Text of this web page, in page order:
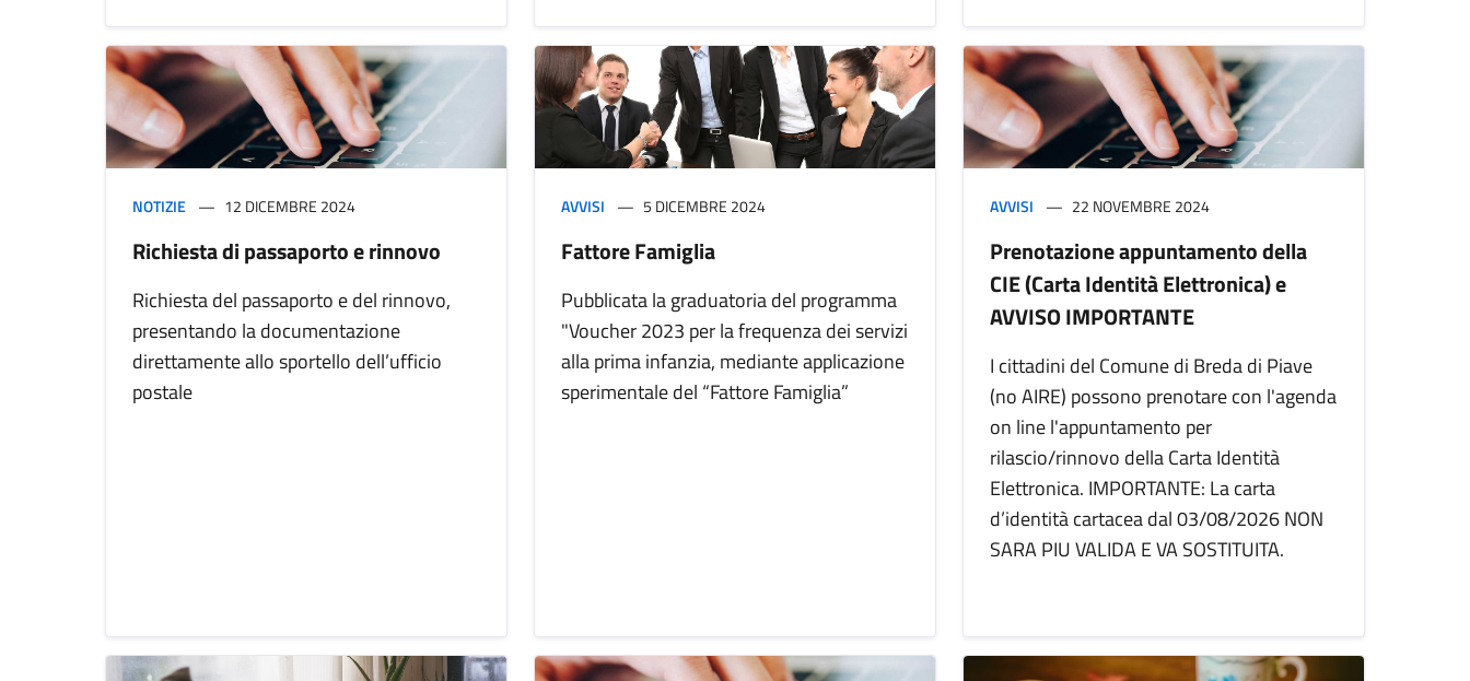
NOTIZIE 12 DICEMBRE 2024
Richiesta di passaporto e rinnovo
Richiesta del passaporto e del rinnovo,
presentando la documentazione
direttamente allo sportello dell’ufficio
postale
AVVISI 5 DICEMBRE 2024
Fattore Famiglia
Pubblicata la graduatoria del programma
"Voucher 2023 per la frequenza dei servizi
alla prima infanzia, mediante applicazione
sperimentale del “Fattore Famiglia”
AVVISI 22 NOVEMBRE 2024
Prenotazione appuntamento della
CIE (Carta Identità Elettronica) e
AVVISO IMPORTANTE
I cittadini del Comune di Breda di Piave
(no AIRE) possono prenotare con l'agenda
on line l'appuntamento per
rilascio/rinnovo della Carta Identità
Elettronica. IMPORTANTE: La carta
d’identità cartacea dal 03/08/2026 NON
SARA PIU VALIDA E VA SOSTITUITA.